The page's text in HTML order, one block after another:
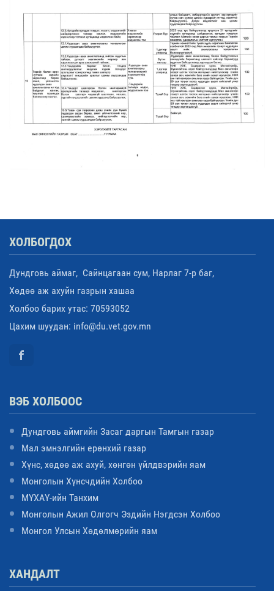
ХОЛБОГДОХ
Дундговь аймаг, Сайнцагаан сум, Нарлаг 7-р баг,
Хөдөө аж ахуйн газрын хашаа
Холбоо барих утас: 70593052
Цахим шуудан: info@du.vet.gov.mn
ВЭБ ХОЛБООС
Дундговь аймгийн Засаг даргын Тамгын газар
Мал эмнэлгийн ерөнхий газар
Хүнс, хөдөө аж ахуй, хөнгөн үйлдвэрийн яам
Монголын Хүнсчдийн Холбоо
МҮХАҮ-ийн Танхим
Монголын Ажил Олгогч Эздийн Нэгдсэн Холбоо
Монгол Улсын Хөдөлмөрийн яам
ХАНДАЛТ